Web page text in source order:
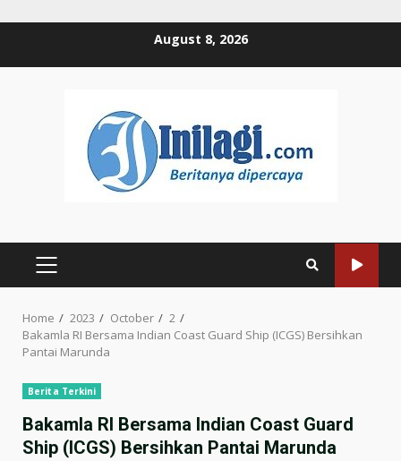
August 8, 2026
PRIMARY
Home 2023 October
2
Bakamla RI Bersama Indian Coast Guard Ship (ICGS) Bersihkan
Pantai Marunda
Berita Terkini
Bakamla RI Bersama Indian Coast Guard
Ship (ICGS) Bersihkan Pantai Marunda